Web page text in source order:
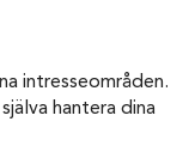
intresseområden.
hantera dina